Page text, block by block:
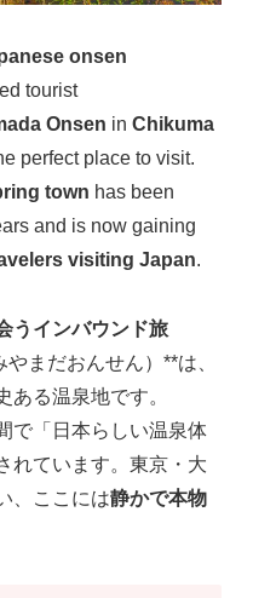
onsen
tourist
Onsen in Chikuma
perfect place to visit.
town has been
and is now gaining
visiting Japan.
うインバウンド旅
まだおんせん）**は、
ある温泉地です。
で「日本らしい温泉体
れています。東京・大
、ここには静かで本物